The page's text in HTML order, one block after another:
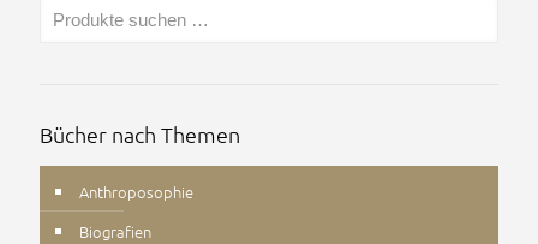
Bücher nach Themen
Anthroposophie
Biografien